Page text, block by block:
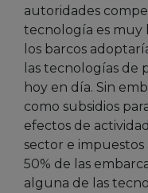
autoridades
tecnología es muy
los barcos
las tecnologías de
hoy en día. Sin
como subsidios
efectos de
sector e impuestos
50% de las
alguna de las